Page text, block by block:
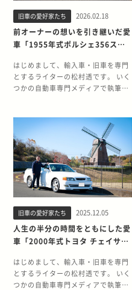
てみます。 オーナープロフィール
菊池修です。年齢は51歳(取材時)、
職業は会社員です。 所有するクルマ
所有歴は今26年目、オドメーター上
はおよそ14万キロです。私が手に入
れてからおよそ10万キロ乗りまし
スで乗っています。 菊池さんがクル
マが好きになったきっかけは覚えて
いますか？ 思い返すと、小さい頃か
らトミカが好きだったんですね。あ
まりにもトミカが好きすぎて両手に
持ったまま母親を追い掛けて転んで
しまい、鼻に大けがをしました。い
までも鼻には傷が残っています
(笑)。 「自分がクルマ好き」だとは
っきり認識したのは小学生の頃だと
思います。親戚の叔父さんが小さな
自動車販売店を営んでおり、ヤナセ
の代理店だったこともあり、お店に
は何台かドイツ車がありました。 叔
父さんはプライベートでもドイツ車
旧車の愛好家たち 2026.02.18
前オーナーの想いを引き継いだ愛
車「1955年式ポルシェ356スピ
別れを考える
はじめまして、輸入車・旧車を専門
とするライターの松村透です。 いく
つかの自動車専門メディアで執筆し
愛する方々の「そうそう、あるあ
る」をお伝えしていきたいと思って
います。 5回目となる今回は、前オ
ーナーがこの世を去ったあと、周囲
のクルマ好きの導きによって現在の
愛車を手元にたぐり寄せたオーナー
と、その愛車の物語をお届けしま
すつもりのない愛車と「もしも別れ
ることになったら」についても考え
てみます。 オーナープロフィール
SAWAです。年齢は62歳、勤めてい
た企業を定年退職して、現在は無職
です。 所有するクルマは、1955年
式ポルシェ356スピードスターで
旧車の愛好家たち 2025.12.05
人生の半分の時間をともにした愛
車「2000年式トヨタ チェイサー
会い。そして別れを考える
はじめまして、輸入車・旧車を専門
とするライターの松村透です。 いく
つかの自動車専門メディアで執筆し